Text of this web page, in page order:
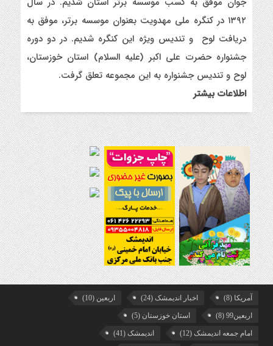
ایجاد ۱۱۰ شعبه نغمه های عشق در ۱۱۰ منطقه شهر و روستای
اندیمشک
8 ماه قبل
مراسم رونمایی از طرح ستاره های اندیمشک و طرح خانه های نور،
اندیمشک
8 ماه قبل
خداحافظی سراج الدین با شبکه فرهنگی مردمی نغمه های عشق
8 ماه قبل
هفتمین همایش بانوان فعال در عرصه‌ هیئت کشور
9 ماه قبل
برگزاری رویداد ملی جامعه پرداز
۱۳۹۲ در کنگره ملی مهدویت بعنوان موسسه برتر، موفق به
دریافت لوح و تندیس ویژه این کنگره شدیم. در دو دوره
جشنواره حضرت علی اکبر (علیه السلام) استان خوزستان،
لوح و تندیس جشنواره به این مجموعه تعلق گرفت.
اطلاعات بیشتر
آمریکا (8) اخبار اندیمشک (24) اربعین (10)
اربعین99 (8) استان خوزستان (5)
امام جمعه اندیمشک (12) اندیمشک (41)